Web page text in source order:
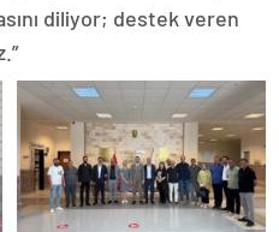
diliyor; destek veren